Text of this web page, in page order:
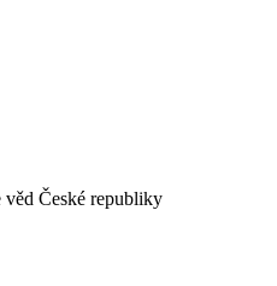
České republiky